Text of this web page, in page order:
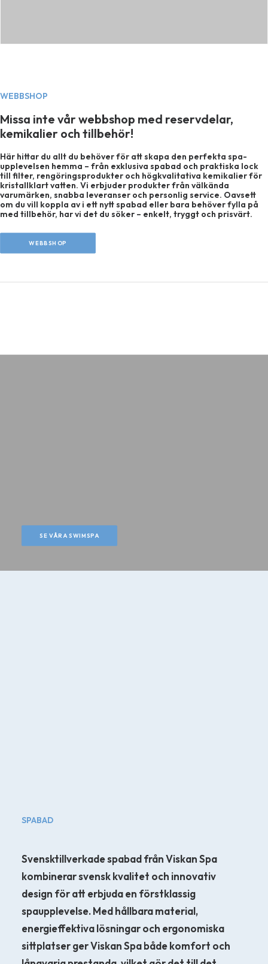
SWIMSPA
POOLTAK
WEBBSHOP
Missa inte vår webbshop med reservdelar,
kemikalier och tillbehör!
Här hittar du allt du behöver för att skapa den perfekta spa-
upplevelsen hemma – från exklusiva spabad och praktiska lock
till filter, rengöringsprodukter och högkvalitativa kemikalier för
kristallklart vatten. Vi erbjuder produkter från välkända
varumärken, snabba leveranser och personlig service. Oavsett
om du vill koppla av i ett nytt spabad eller bara behöver fylla på
med tillbehör, har vi det du söker – enkelt, tryggt och prisvärt.
WEBBSHOP
SE VÅRA SWIMSPA
SPABAD
Svensktillverkade spabad från Viskan Spa
kombinerar svensk kvalitet och innovativ
design för att erbjuda en förstklassig
spaupplevelse. Med hållbara material,
energieffektiva lösningar och ergonomiska
sittplatser ger Viskan Spa både komfort och